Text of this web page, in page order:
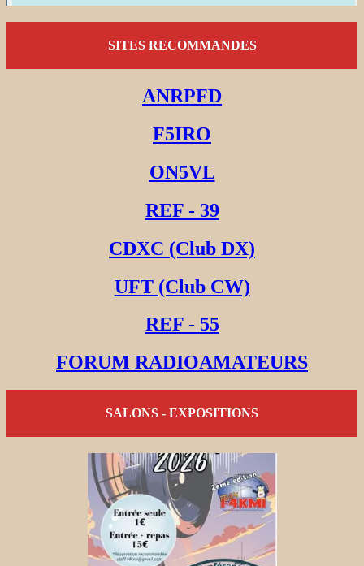
SITES RECOMMANDES
ANRPFD
F5IRO
ON5VL
REF - 39
CDXC (Club DX)
UFT (Club CW)
REF - 55
FORUM RADIOAMATEURS
SALONS - EXPOSITIONS